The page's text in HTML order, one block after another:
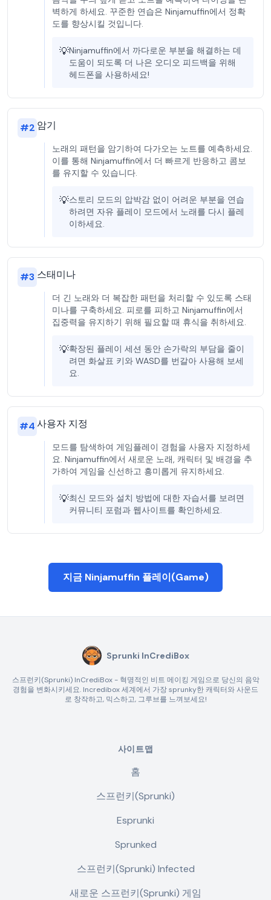
벽하게 하세요. 꾸준한 연습은 Ninjamuffin에서 정확
도를 향상시킬 것입니다.
💡Ninjamuffin에서 까다로운 부분을 해결하는 데
도움이 되도록 더 나은 오디오 피드백을 위해
헤드폰을 사용하세요!
#2 암기
노래의 패턴을 암기하여 다가오는 노트를 예측하세요.
이를 통해 Ninjamuffin에서 더 빠르게 반응하고 콤보
를 유지할 수 있습니다.
💡스토리 모드의 압박감 없이 어려운 부분을 연습
하려면 자유 플레이 모드에서 노래를 다시 플레
이하세요.
#3 스태미나
더 긴 노래와 더 복잡한 패턴을 처리할 수 있도록 스태
미나를 구축하세요. 피로를 피하고 Ninjamuffin에서
집중력을 유지하기 위해 필요할 때 휴식을 취하세요.
💡확장된 플레이 세션 동안 손가락의 부담을 줄이
려면 화살표 키와 WASD를 번갈아 사용해 보세
요.
#4사용자 지정
모드를 탐색하여 게임플레이 경험을 사용자 지정하세
요. Ninjamuffin에서 새로운 노래, 캐릭터 및 배경을 추
가하여 게임을 신선하고 흥미롭게 유지하세요.
💡최신 모드와 설치 방법에 대한 자습서를 보려면
커뮤니티 포럼과 웹사이트를 확인하세요.
지금 Ninjamuffin 플레이(Game)
Sprunki InCrediBox
스프런키(Sprunki) InCrediBox - 혁명적인 비트 메이킹 게임으로 당신의 음악
경험을 변화시키세요. Incredibox 세계에서 가장 sprunky한 캐릭터와 사운드
로 창작하고, 믹스하고, 그루브를 느껴보세요!
사이트맵
홈
스프런키(Sprunki)
Esprunki
Sprunked
스프런키(Sprunki) Infected
새로운 스프런키(Sprunki) 게임